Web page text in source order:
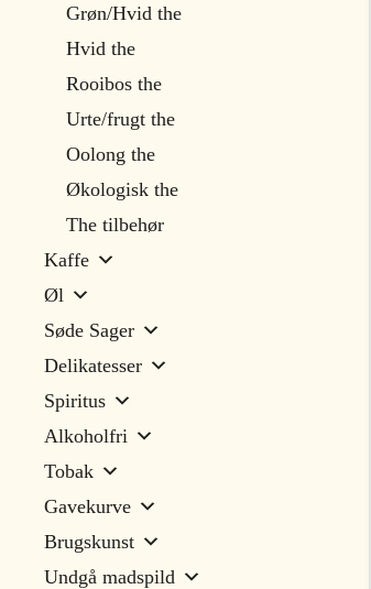
Grøn/Hvid the
Hvid the
Rooibos the
Urte/frugt the
Oolong the
Økologisk the
The tilbehør
Kaffe
Øl
Søde Sager
Delikatesser
Spiritus
Alkoholfri
Tobak
Gavekurve
Brugskunst
Undgå madspild